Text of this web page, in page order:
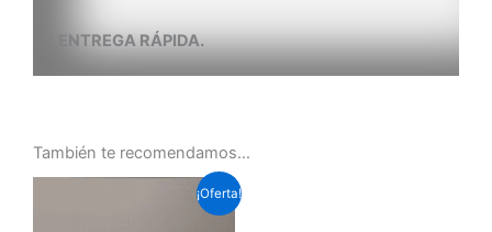
ENTREGA RÁPIDA.
También te recomendamos…
¡Oferta!